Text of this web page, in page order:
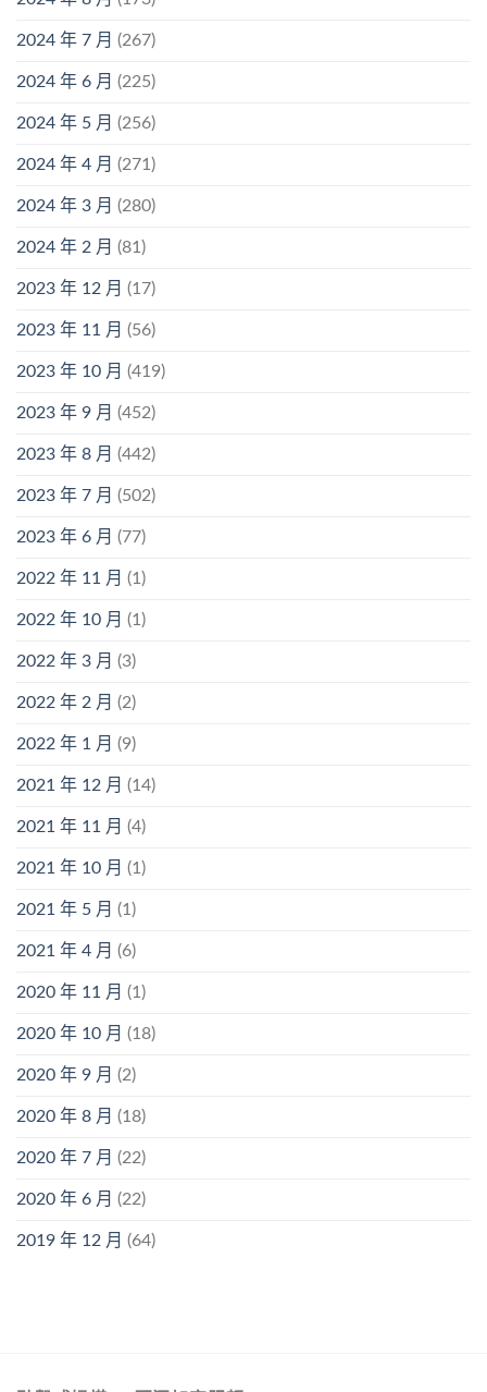
2024 年 7 月 (267)
2024 年 6 月 (225)
2024 年 5 月 (256)
2024 年 4 月 (271)
2024 年 3 月 (280)
2024 年 2 月 (81)
2023 年 12 月 (17)
2023 年 11 月 (56)
2023 年 10 月 (419)
2023 年 9 月 (452)
2023 年 8 月 (442)
2023 年 7 月 (502)
2023 年 6 月 (77)
2022 年 11 月 (1)
2022 年 10 月 (1)
2022 年 3 月 (3)
2022 年 2 月 (2)
2022 年 1 月 (9)
2021 年 12 月 (14)
2021 年 11 月 (4)
2021 年 10 月 (1)
2021 年 5 月 (1)
2021 年 4 月 (6)
2020 年 11 月 (1)
2020 年 10 月 (18)
2020 年 9 月 (2)
2020 年 8 月 (18)
2020 年 7 月 (22)
2020 年 6 月 (22)
2019 年 12 月 (64)